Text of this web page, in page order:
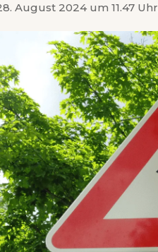
August 2024 um 11.47 Uhr